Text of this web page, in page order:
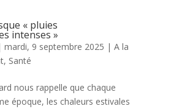
« pluies
intenses »
mardi, 9 septembre 2025 | A la
, Santé
nous rappelle que chaque
époque, les chaleurs estivales